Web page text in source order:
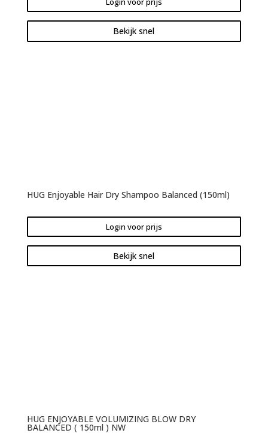
Bekijk snel
HUG Enjoyable Hair Dry Shampoo Balanced (150ml)
Login voor prijs
Bekijk snel
HUG ENJOYABLE VOLUMIZING BLOW DRY
BALANCED ( 150ml ) NW